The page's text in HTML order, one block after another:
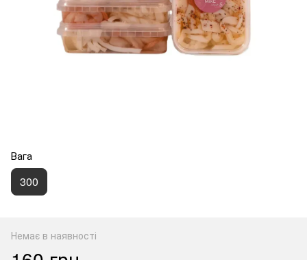
Вага
300
Немає в наявності